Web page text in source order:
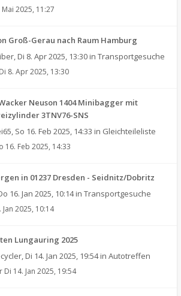
Mai 2025, 11:27
Groß-Gerau nach Raum Hamburg
, Di 8. Apr 2025, 13:30 in Transportgesuche
Di 8. Apr 2025, 13:30
Neuson 1404 Minibagger mit
3TNV76-SNS
, So 16. Feb 2025, 14:33 in Gleichteileliste
16. Feb 2025, 14:33
in 01237 Dresden - Seidnitz/Dobritz
16. Jan 2025, 10:14in Transportgesuche
Jan 2025, 10:14
Lungauring 2025
, Di 14. Jan 2025, 19:54in Autotreffen
Di 14. Jan 2025, 19:54